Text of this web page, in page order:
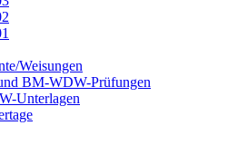
Weisungen
BM-WDW-Prüfungen
Unterlagen